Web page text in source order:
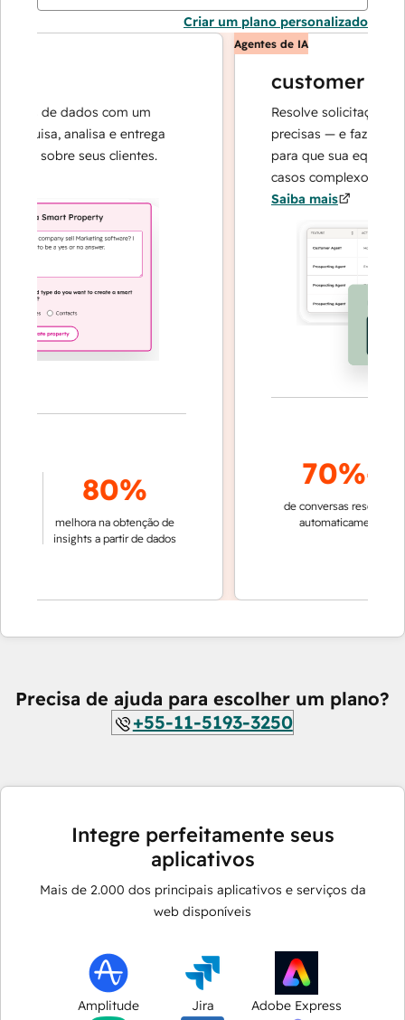
Criar um plano personalizado
de dados com um
analisa e entrega
sobre seus clientes.
80%
melhora na obtenção de
insights a partir de dados
Agentes de IA
customer agent
Resolve solicitações
precisas — e faz a
para que sua equipe
casos complexos e na
Saiba mais
70%+
de conversas resolvidas
automaticamente
Precisa de ajuda para escolher um plano?
+55-11-5193-3250
Integre perfeitamente seus
aplicativos
Mais de 2.000 dos principais aplicativos e serviços da
web disponíveis
Amplitude Jira Adobe Express